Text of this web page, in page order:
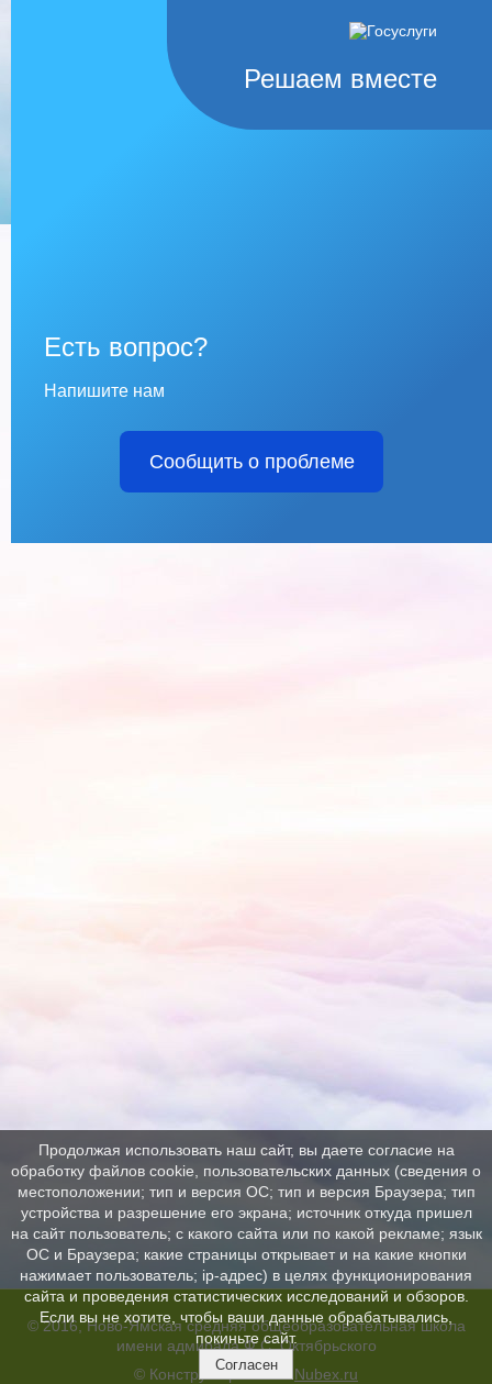
Решаем вместе
Есть вопрос?
Напишите нам
Сообщить о проблеме
© 2016, Ново-Ямская средняя общеобразовательная школа
имени адмирала Ф.С. Октябрьского
© Конструктор сайтов Nubex.ru
Продолжая использовать наш сайт, вы даете согласие на
обработку файлов cookie, пользовательских данных (сведения о
местоположении; тип и версия ОС; тип и версия Браузера; тип
устройства и разрешение его экрана; источник откуда пришел
на сайт пользователь; с какого сайта или по какой рекламе; язык
ОС и Браузера; какие страницы открывает и на какие кнопки
нажимает пользователь; ip-адрес) в целях функционирования
сайта и проведения статистических исследований и обзоров.
Если вы не хотите, чтобы ваши данные обрабатывались,
покиньте сайт.
Согласен